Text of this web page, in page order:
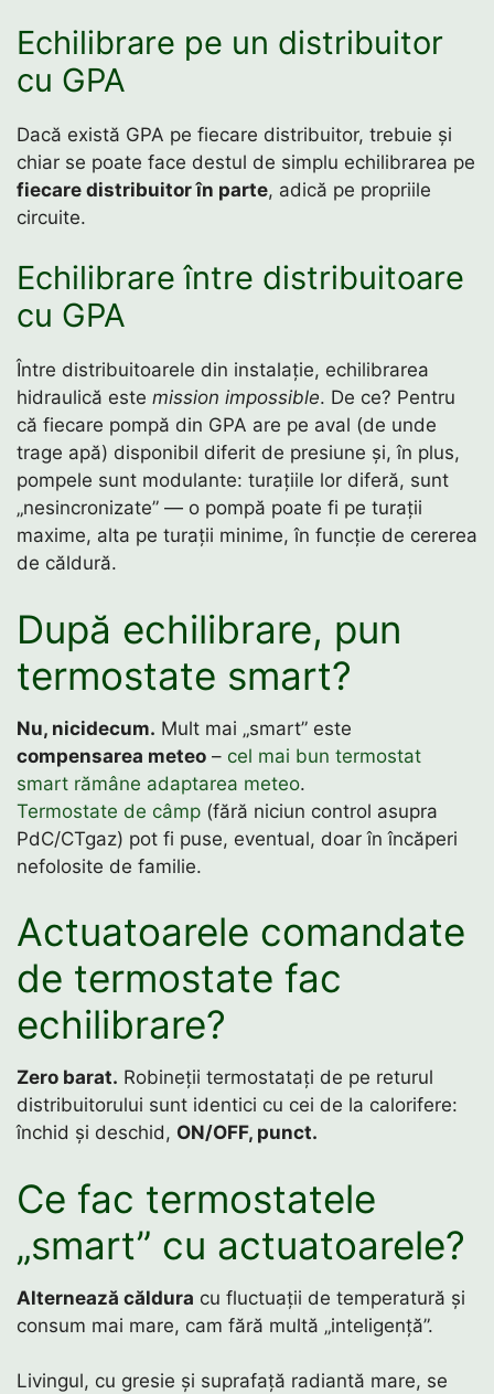
Echilibrare pe un distribuitor
cu GPA
Dacă există GPA pe fiecare distribuitor, trebuie și
chiar se poate face destul de simplu echilibrarea pe
fiecare distribuitor în parte, adică pe propriile
circuite.
Echilibrare între distribuitoare
cu GPA
Între distribuitoarele din instalație, echilibrarea
hidraulică este mission impossible. De ce? Pentru
că fiecare pompă din GPA are pe aval (de unde
trage apă) disponibil diferit de presiune și, în plus,
pompele sunt modulante: turațiile lor diferă, sunt
„nesincronizate” — o pompă poate fi pe turații
maxime, alta pe turații minime, în funcție de cererea
de căldură.
După echilibrare, pun
termostate smart?
Nu, nicidecum. Mult mai „smart” este
compensarea meteo – cel mai bun termostat
smart rămâne adaptarea meteo.
Termostate de câmp (fără niciun control asupra
PdC/CTgaz) pot fi puse, eventual, doar în încăperi
nefolosite de familie.
Actuatoarele comandate
de termostate fac
echilibrare?
Zero barat. Robineții termostatați de pe returul
distribuitorului sunt identici cu cei de la calorifere:
închid și deschid, ON/OFF, punct.
Ce fac termostatele
„smart” cu actuatoarele?
Alternează căldura cu fluctuații de temperatură și
consum mai mare, cam fără multă „inteligență”.
Livingul, cu gresie și suprafață radiantă mare, se